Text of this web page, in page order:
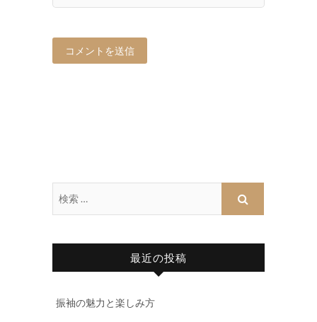
最近の投稿
振袖の魅力と楽しみ方